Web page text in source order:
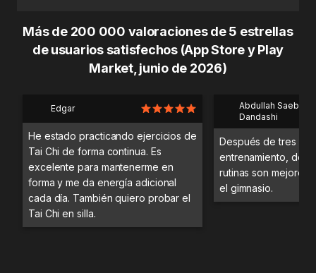
Más de 200 000 valoraciones de 5 estrellas
de usuarios satisfechos (App Store y Play
Market, junio de 2026)
Edgar
He estado practicando ejercicios de
Tai Chi de forma continua. Es
excelente para mantenerme en
forma y me da energía adicional
cada día. También quiero probar el
Tai Chi en silla.
Abdullah Saeb Al
Dandashi
Después de tres
entrenamiento,
rutinas son mejores
el gimnasio.